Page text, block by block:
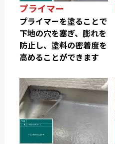
プライマー
プライマーを塗ることで
下地の穴を塞ぎ、膨れを
防止し、塗料の密着度を
高めることができます